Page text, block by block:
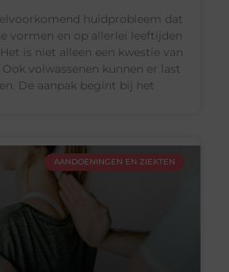
huidprobleem dat
vormen en op allerlei leeftijden
is niet alleen een kwestie van
Ook volwassenen kunnen er last
De aanpak begint bij het
AANDOENINGEN EN ZIEKTEN